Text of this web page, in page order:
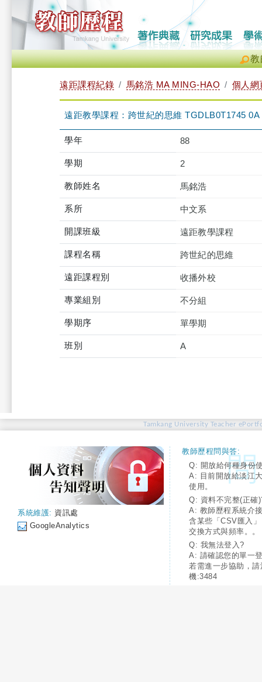
教
遠距課程紀錄 馬銘浩 MA MING-HAO 個人網
遠距教學課程：跨世紀的思維 TGDLB0T1745 0A
學年 88
學期 2
教師姓名 馬銘浩
系所 中文系
開課班級 遠距教學課程
課程名稱 跨世紀的思維
遠距課程別 收播外校
專業組別 不分組
學期序 單學期
班別 A
Tamkang University Teacher
系統維護: 資訊處
GoogleAnalytics
教師歷程問與答:
Q: 開放給何種身份
A: 目前開放給淡江
使用。
Q: 資料不完整(正確
A: 教師歷程系統介
含某些「CSV匯入
交換方式與頻率。。
Q: 我無法登入?
A: 請確認您的單一
若需進一步協助，
機:3484